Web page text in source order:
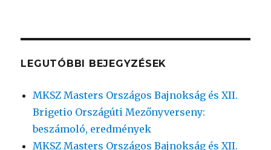
LEGUTÓBBI BEJEGYZÉSEK
MKSZ Masters Országos Bajnokság és XII.
Brigetio Országúti Mezőnyverseny:
beszámoló, eredmények
MKSZ Masters Országos Bajnokság és XII.